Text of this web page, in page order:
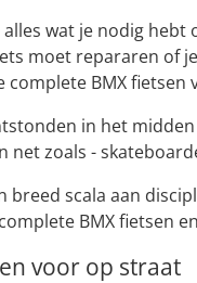
wat je nodig
moet repararen of
complete BMX
in het
net zoals -
breed scala aan
BMX fietsen
voor op straat